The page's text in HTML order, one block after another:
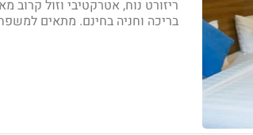
ריזורט נוח, אטרקטיבי וזול קרוב
בריכה וחניה בחינם. מתאים